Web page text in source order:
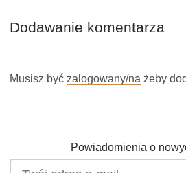
Dodawanie komentarza
Musisz być zalogowany/na żeby
Powiadomienia o